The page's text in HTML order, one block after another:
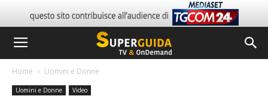
Home Uomini e Donne
Uomini e Donne Video